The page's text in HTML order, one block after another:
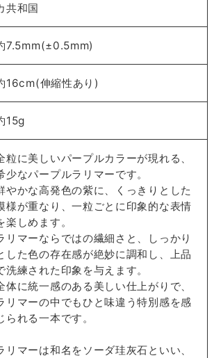
共和国
7.5mm(±0.5mm)
16cm(伸縮性あり)
15g
粒に美しいパープルカラーが現れる、
少なパープルラリマーです。
やかな高発色の紫に、くっきりとした
様が重なり、一粒ごとに印象的な表情
楽しめます。
リマーならではの繊細さと、しっかり
した色の存在感が絶妙に調和し、上品
洗練された印象を与えます。
体に統一感のある美しい仕上がりで、
リマーの中でもひと味違う特別感を感
られる一本です。
リマーは和名をソーダ珪灰石といい、